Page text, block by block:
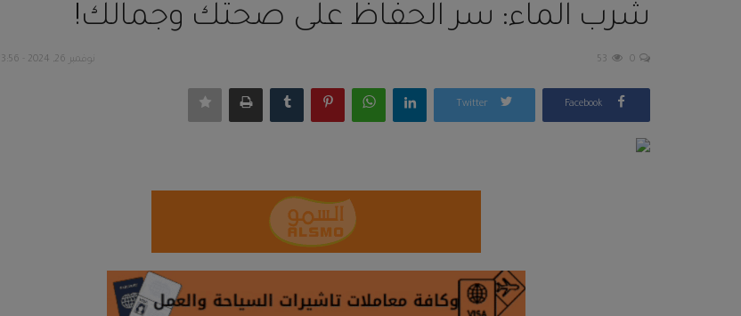
شرب الماء: سر الحفاظ على صحتك وجمالك!
نوفمبر 26, 2024 - 23:56 0
53
Facebook
Twitter